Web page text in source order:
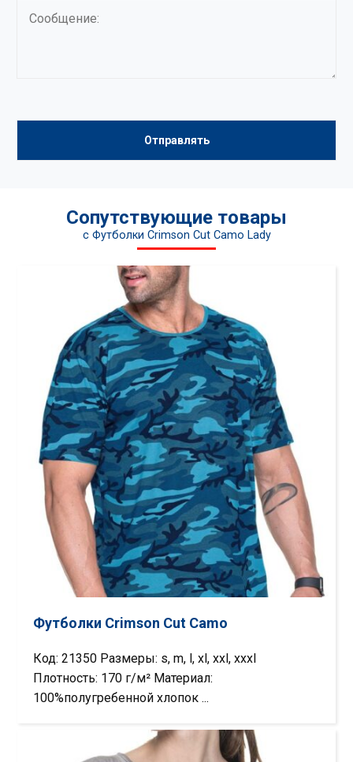
Сопутствующие товары
c Футболки Crimson Cut Camo Lady
Футболки Crimson Cut Camo
Код: 21350 Размеры: s, m, l, xl, xxl, xxxl
Плотность: 170 г/м² Материал:
100%полугребенной хлопок ...